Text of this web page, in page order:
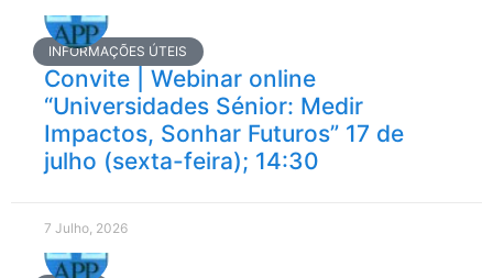
INFORMAÇÕES ÚTEIS
Convite | Webinar online
“Universidades Sénior: Medir
Impactos, Sonhar Futuros” 17 de
julho (sexta-feira); 14:30
7 Julho, 2026